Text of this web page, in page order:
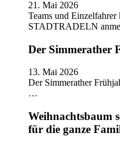
21. Mai 2026
Teams und Einzelfahrer
STADTRADELN
Der Simmerather
13. Mai 2026
Der Simmerather
…
Weihnachtsbaum
für die ganze